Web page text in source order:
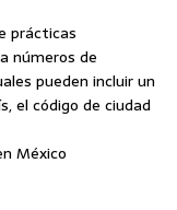
prácticas
números de
pueden incluir un
el código de ciudad
México